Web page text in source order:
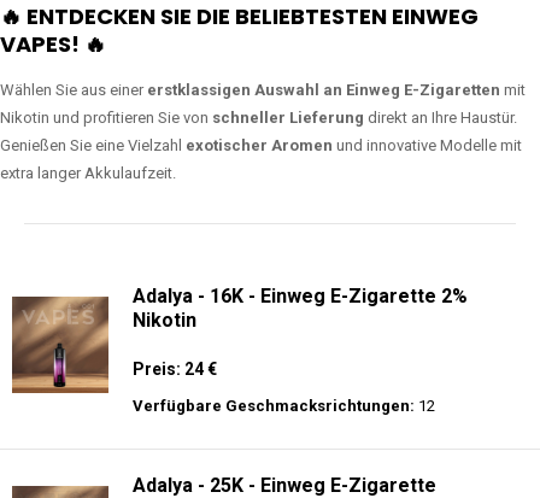
🔥 ENTDECKEN SIE DIE BELIEBTESTEN EINWEG
VAPES! 🔥
Wählen Sie aus einer erstklassigen Auswahl an Einweg E-Zigaretten mit
Nikotin und profitieren Sie von schneller Lieferung direkt an Ihre Haustür.
Genießen Sie eine Vielzahl exotischer Aromen und innovative Modelle mit
extra langer Akkulaufzeit.
Adalya - 16K - Einweg E-Zigarette 2%
Nikotin
Preis: 24 €
Verfügbare Geschmacksrichtungen: 12
Adalya - 25K - Einweg E-Zigarette